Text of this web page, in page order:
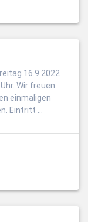
16.9.2022
Wir freuen
einmaligen
Eintritt …